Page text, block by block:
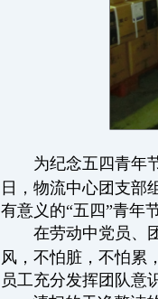
为纪念五四青年
日，物流中心团支部
有意义的“五四”青年节
在劳动中党员、
风，不怕脏，不怕累
员工充分发挥团队意